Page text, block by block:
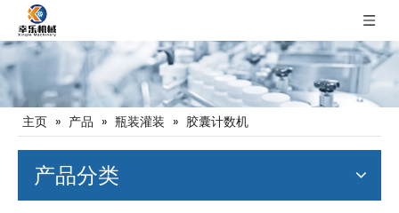
主页 » 产品 » 瓶装灌装 » 胶囊计数机
产品分类